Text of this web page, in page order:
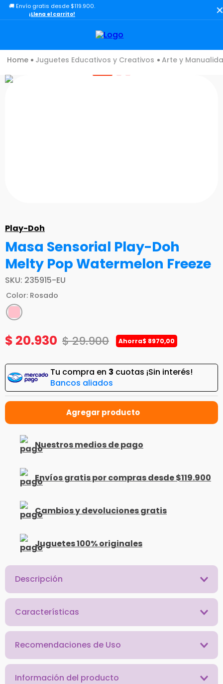
🚚 Envío gratis desde $119.900.
¡Llena el carrito!
Juguetes Educativos y Creativos Arte y
Play-Doh
Masa Sensorial Play-Doh
Melty Pop Watermelon Freeze
SKU: 235915-EU
Color: Rosado
$ 20.930 $29.900 Ahorra$ 8970,00
Tu compra en 3 cuotas ¡Sin interés!
Bancos aliados
Nuestros medios de pago
Envíos gratis por compras desde $119.900
Cambios y devoluciones gratis
Juguetes 100% originales
Descripción
Características
Recomendaciones de Uso
Información del producto
TÉRMINOS MÁS BUSCADOS
3.
lol
4